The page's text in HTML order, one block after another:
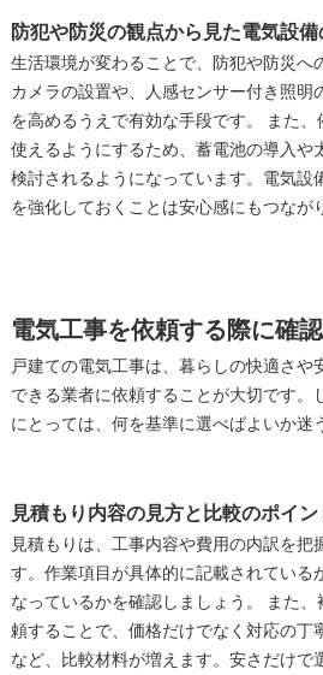
防犯や防災の観点から見た電気設
生活環境が変わることで、防犯や防災へ
カメラの設置や、人感センサー付き照明
を高めるうえで有効な手段です。 また
使えるようにするため、蓄電池の導入や
検討されるようになっています。電気設
を強化しておくことは安心感にもつなが
電気工事を依頼する際に確
戸建ての電気工事は、暮らしの快適さや
できる業者に依頼することが大切です。
にとっては、何を基準に選べばよいか迷
見積もり内容の見方と比較のポイン
見積もりは、工事内容や費用の内訳を把
す。作業項目が具体的に記載されている
なっているかを確認しましょう。 また
頼することで、価格だけでなく対応の丁
など、比較材料が増えます。安さだけで